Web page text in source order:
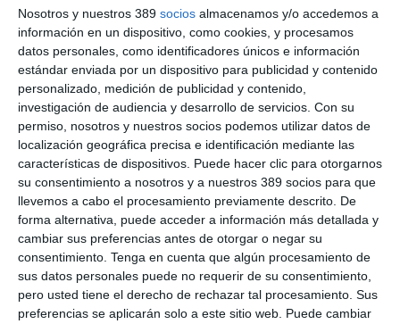
Nosotros y nuestros 389 socios almacenamos y/o accedemos a
información en un dispositivo, como cookies, y procesamos
datos personales, como identificadores únicos e información
estándar enviada por un dispositivo para publicidad y contenido
personalizado, medición de publicidad y contenido,
investigación de audiencia y desarrollo de servicios. Con su
permiso, nosotros y nuestros socios podemos utilizar datos de
localización geográfica precisa e identificación mediante las
características de dispositivos. Puede hacer clic para otorgarnos
su consentimiento a nosotros y a nuestros 389 socios para que
llevemos a cabo el procesamiento previamente descrito. De
forma alternativa, puede acceder a información más detallada y
cambiar sus preferencias antes de otorgar o negar su
consentimiento. Tenga en cuenta que algún procesamiento de
sus datos personales puede no requerir de su consentimiento,
pero usted tiene el derecho de rechazar tal procesamiento. Sus
preferencias se aplicarán solo a este sitio web. Puede cambiar
La verdad sobre la IA en el seguro: qué funciona ya y qué sigue
siendo una promesa
Munich Re alcanza un beneficio de casi 4.000 millones y
mantiene sus previsiones para 2026
Allianz gana un 15,5% más en el semestre y confirma sus
objetivos para 2026
Generali dispara un 51,4% el beneficio operativo del negocio de
No Vida en España en el semestre
AXA XL adquiere S-RM, consultora especializada en inteligencia
corporativa y ciberseguridad
El Colegio de Castilla-La Mancha y Mapfre refuerzan su
Reale asegura la 72ª edición del Festival Internacional de Teatro
Clásico de Mérida
Aún quedan reglamentos pendientes para completar la Ley
5/2025 del seguro obligatorio